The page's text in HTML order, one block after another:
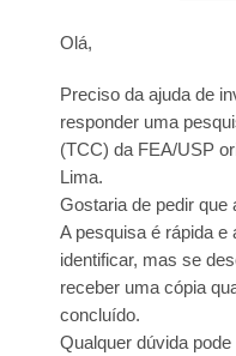
Olá,
Preciso da ajuda de
responder uma
(TCC) da FEA/USP
Lima.
Gostaria de pedir que
A pesquisa é rápida
identificar, mas se
receber uma cópia
concluído.
Qualquer dúvida